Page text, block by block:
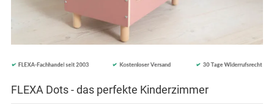
FLEXA Dots - das perfekte Kinderzimmer